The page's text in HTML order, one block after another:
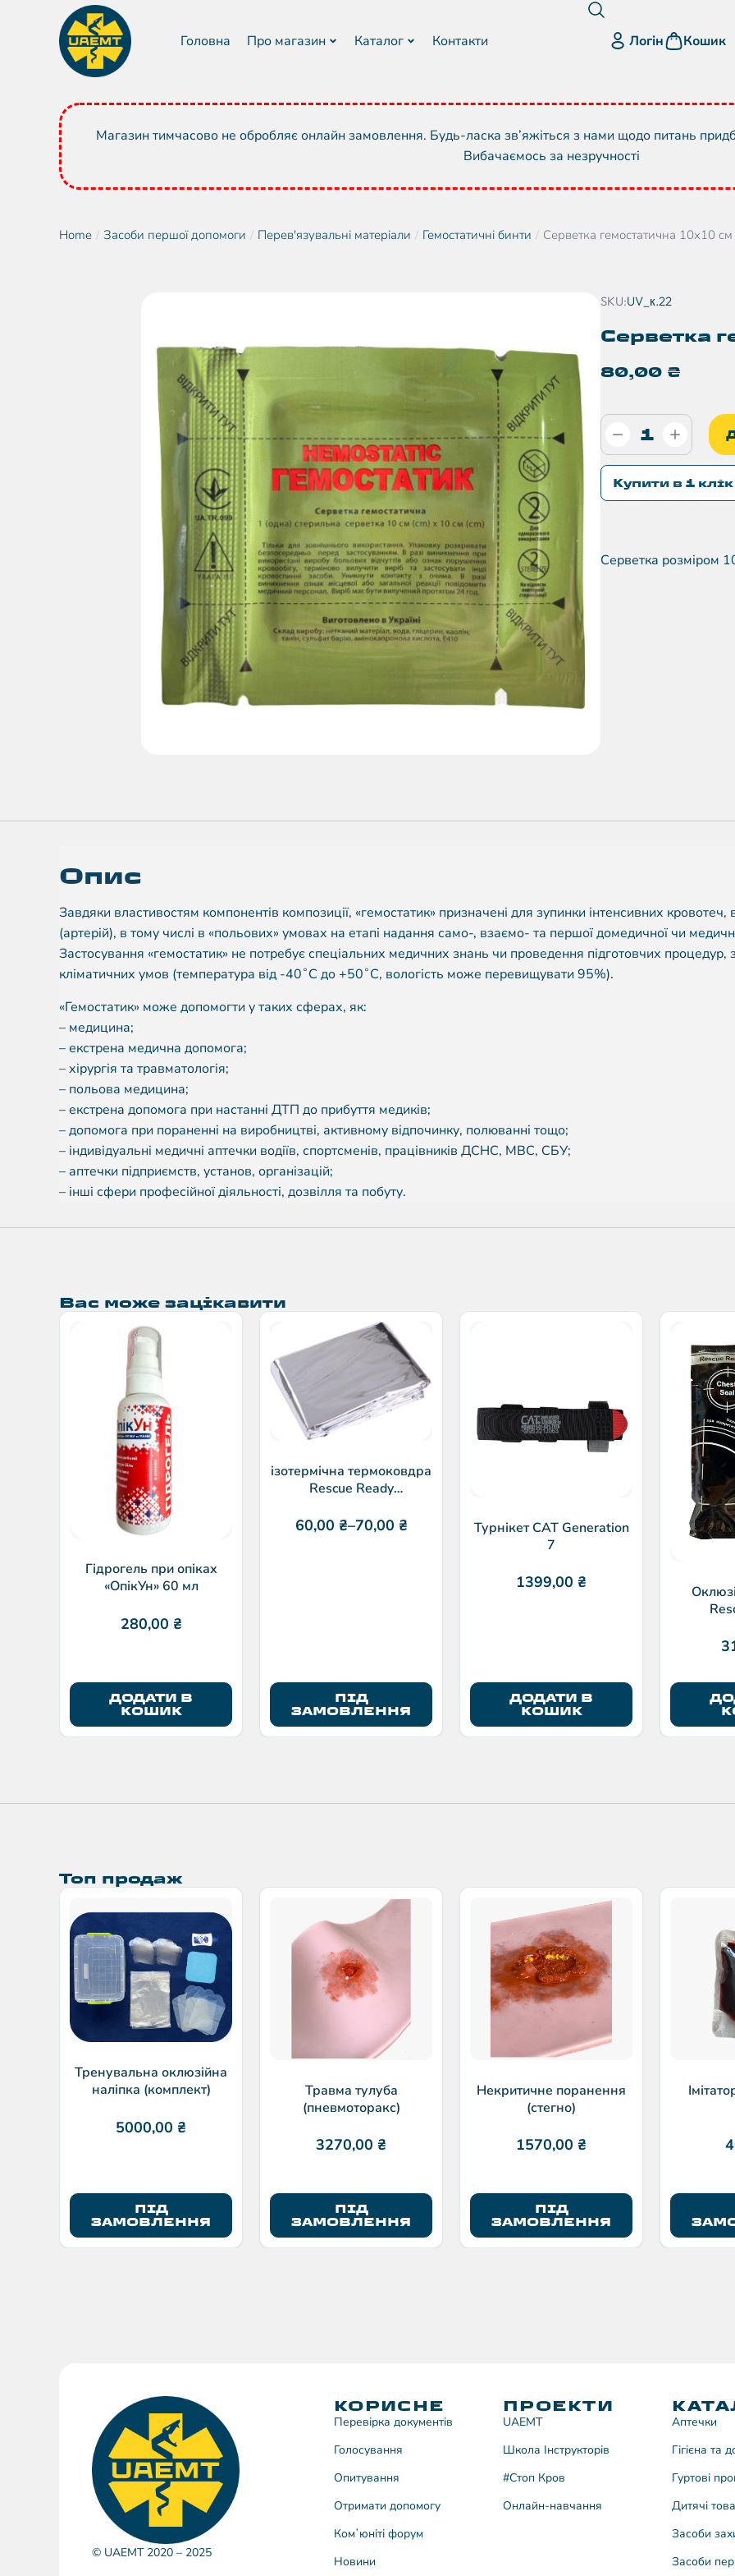
Головна Про магазин Каталог Контакти Логін Кошик
Магазин тимчасово не обробляє онлайн замовлення. Будь-ласка зв’яжіться з нами щодо питань
Вибачаємось за незручності
You are here:
Home Засоби першої допомоги Перев'язувальні матеріали Гемостатичні бинти Серветка гемостатична 10х10 см
SKU:UV_к.22
Серветка
80,00 ₴
Купити в 1 клік
Серветка розміром
Опис
Завдяки властивостям компонентів композиції, «гемостатик» призначені для зупинки інтенсивних
(артерій), в тому числі в «польових» умовах на етапі надання само-, взаємо- та першої домедичної чи
Застосування «гемостатик» не потребує спеціальних медичних знань чи проведення підготовчих
кліматичних умов (температура від -40˚С до +50˚С, вологість може перевищувати 95%).
«Гемостатик» може допомогти у таких сферах, як:
– медицина;
– екстрена медична допомога;
– хірургія та травматологія;
– польова медицина;
– екстрена допомога при настанні ДТП до прибуття медиків;
– допомога при пораненні на виробництві, активному відпочинку, полюванні тощо;
– індивідуальні медичні аптечки водіїв, спортсменів, працівників ДСНС, МВС, СБУ;
– аптечки підприємств, установ, організацій;
– інші сфери професійної діяльності, дозвілля та побуту.
Вас може зацікавити
Гідрогель при опіках
«ОпікУн» 60 мл
280,00 ₴
ДОДАТИ В
КОШИК
ізотермічна термоковдра
Rescue Ready
60,00 ₴–70,00 ₴
ПІД
ЗАМОВЛЕННЯ
Турнікет CAT Generation
7
1399,00 ₴
ДОДАТИ В
КОШИК
Топ продаж
Тренувальна оклюзійна
наліпка (комплект)
5000,00 ₴
ПІД
ЗАМОВЛЕННЯ
Травма тулуба
(пневмоторакс)
3270,00 ₴
ПІД
ЗАМОВЛЕННЯ
Некритичне поранення
(стегно)
1570,00 ₴
ПІД
ЗАМОВЛЕННЯ
© UAEMT 2020 – 2025
КОРИСНЕ
Перевірка документів
Голосування
Опитування
Отримати допомогу
Комʼюніті форум
Новини
ПРОЕКТИ
UAEMT
Школа Інструкторів
#Стоп Кров
Онлайн-навчання
Аптечки
Гігієна та
Гуртові
Дитячі
Засоби
Засоби